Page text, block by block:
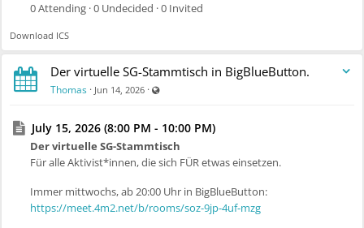
0 Attending · 0 Undecided · 0 Invited
Download ICS
Der virtuelle SG-Stammtisch in BigBlueButton.
Thomas · Jun 14, 2026 ·
July 15, 2026 (8:00 PM - 10:00 PM)
Der virtuelle SG-Stammtisch
Für alle Aktivist*innen, die sich FÜR etwas einsetzen.
Immer mittwochs, ab 20:00 Uhr in BigBlueButton:
https://meet.4m2.net/b/rooms/soz-9jp-4uf-mzg